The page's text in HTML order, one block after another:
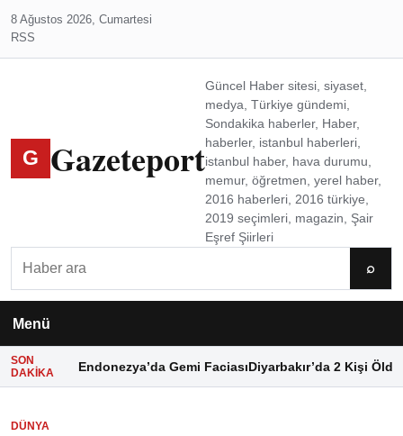
8 Ağustos 2026, Cumartesi
RSS
G Gazeteport
Güncel Haber sitesi, siyaset,
medya, Türkiye gündemi,
Sondakika haberler, Haber,
haberler, istanbul haberleri,
istanbul haber, hava durumu,
memur, öğretmen, yerel haber,
2016 haberleri, 2016 türkiye,
2019 seçimleri, magazin, Şair
Eşref Şiirleri
⌕
Menü
SON
DAKIKA
Endonezya’da Gemi FaciasıDiyarbakır’da 2 Kişi Öldü
DÜNYA